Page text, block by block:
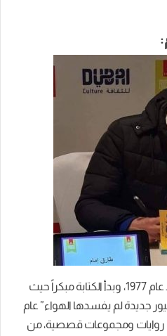
طارق إمام روائي مصري. وُلد عام 1977، وبدأ الكتابة مبكراً حيث
جديدة لم يفسدها الهواء” عام
بين روايات ومجموعات قصصية، من